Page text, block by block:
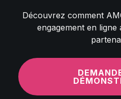
Découvrez comment
engagement en